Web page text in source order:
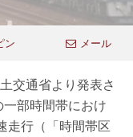
ン メール
交通省より発表さ
部時間帯におけ
走行（「時間帯区